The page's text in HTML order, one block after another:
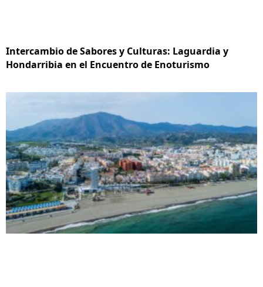
Intercambio de Sabores y Culturas: Laguardia y
Hondarribia en el Encuentro de Enoturismo